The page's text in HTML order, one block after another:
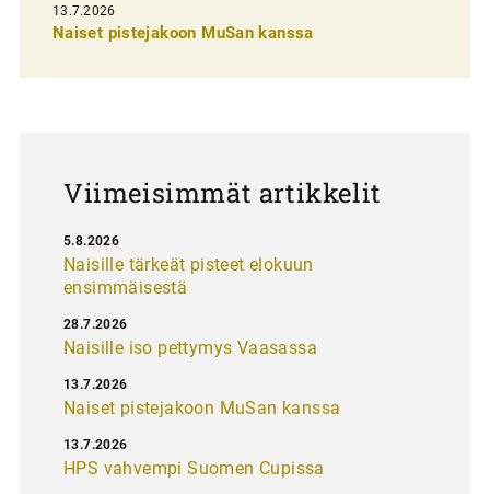
e
13.7.2026
Naiset pistejakoon MuSan kanssa
Viimeisimmät artikkelit
Naisille tärkeät pisteet elokuun
ensimmäisestä
5.8.2026
Naisille iso pettymys Vaasassa
28.7.2026
Naiset pistejakoon MuSan kanssa
13.7.2026
HPS vahvempi Suomen Cupissa
13.7.2026